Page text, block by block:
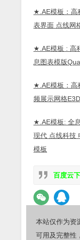
★.AE模板：高
表界面 点线网
★.AE模板 : 高
息图表模版
★.AE模板：高
频展示网格
★.AE模板: 全
现代 点线科技
模板
百度云
本站仅作为资
可用及完整性